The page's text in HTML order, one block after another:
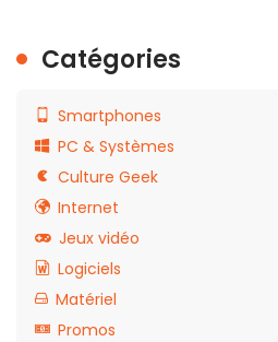
Catégories
Smartphones
PC & Systèmes
Culture Geek
Internet
Jeux vidéo
Logiciels
Matériel
Promos